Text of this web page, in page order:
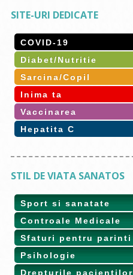
SITE-URI DEDICATE
COVID-19
Diabet/Nutritie
Sarcina/Copil
Inima ta
Vaccinarea
Hepatita C
STIL DE VIATA SANATOS
Sport si sanatate
Controale Medicale
Sfaturi pentru parinti
Psihologie
Drepturile pacientilor